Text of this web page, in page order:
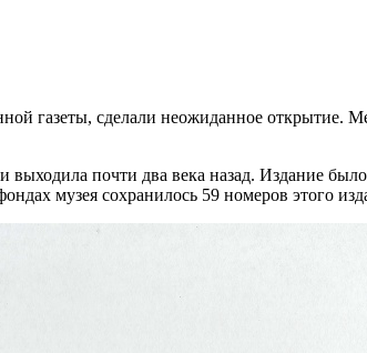
газеты, сделали неожиданное
выходила почти два века назад. Издание
музея сохранилось 59 номеров этого